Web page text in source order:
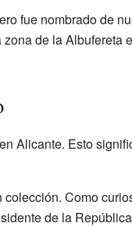
fue nombrado de
de la Albufereta
Alicante. Esto
Como
de la